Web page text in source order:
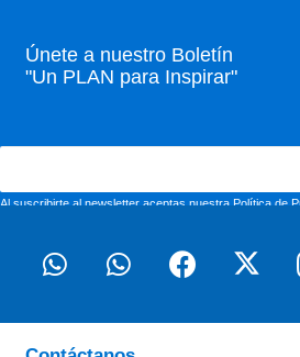
Únete a nuestro Boletín
"Un PLAN para Inspirar"
Al suscribirte al newsletter aceptas nuestraPolítica de